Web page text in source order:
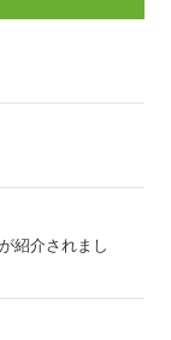
紹介されまし